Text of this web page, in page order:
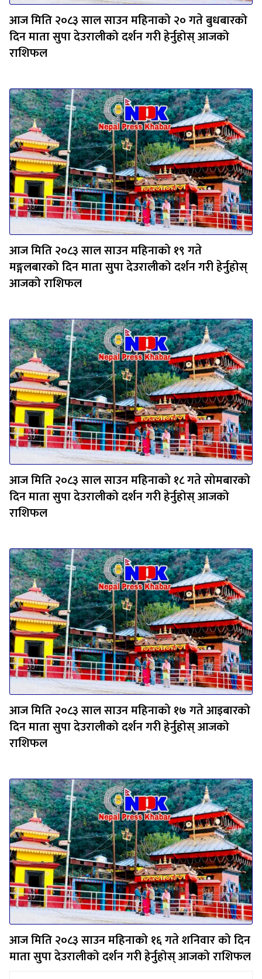
आज मिति २०८३ साल साउन महिनाको २० गते बुधबारको
दिन माता सुपा देउरालीको दर्शन गरी हेर्नुहोस् आजको
राशिफल
आज मिति २०८३ साल साउन महिनाको १९ गते
मङ्गलबारको दिन माता सुपा देउरालीको दर्शन गरी हेर्नुहोस्
आजको राशिफल
आज मिति २०८३ साल साउन महिनाको १८ गते सोमबारको
दिन माता सुपा देउरालीको दर्शन गरी हेर्नुहोस् आजको
राशिफल
आज मिति २०८३ साल साउन महिनाको १७ गते आइबारको
दिन माता सुपा देउरालीको दर्शन गरी हेर्नुहोस् आजको
राशिफल
आज मिति २०८३ साउन महिनाको १६ गते शनिवार को दिन
माता सुपा देउरालीको दर्शन गरी हेर्नुहोस् आजको राशिफल